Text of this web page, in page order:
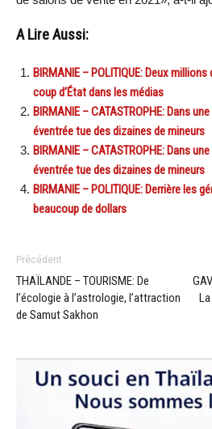
A Lire Aussi:
BIRMANIE – POLITIQUE: Deux
coup d’État dans les médias
BIRMANIE – CATASTROPHE: Dans
éventrée tue des dizaines de mineurs
BIRMANIE – CATASTROPHE: Dans
éventrée tue des dizaines de mineurs
BIRMANIE – POLITIQUE: Derrière les
beaucoup de dollars
Précédent
THAÏLANDE – TOURISME: De
l’écologie à l’astrologie, l’attraction
de Samut Sakhon